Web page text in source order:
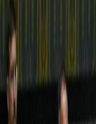
Literasi Umat